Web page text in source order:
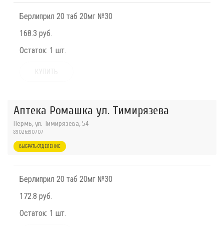
Берлиприл 20 таб 20мг №30
168.3 руб.
Остаток: 1 шт.
Аптека Ромашка ул. Тимирязева
Пермь, ул. Тимирязева, 54
89026390707
ВЫБРАТЬ ОТДЕЛЕНИЕ
Берлиприл 20 таб 20мг №30
172.8 руб.
Остаток: 1 шт.